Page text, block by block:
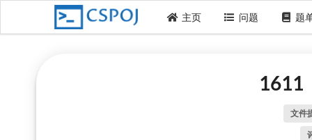
主页 问题 题
1611
文件